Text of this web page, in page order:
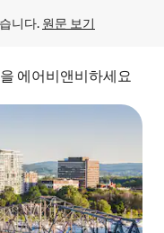
니다. 원문 보기
에어비앤비하세요